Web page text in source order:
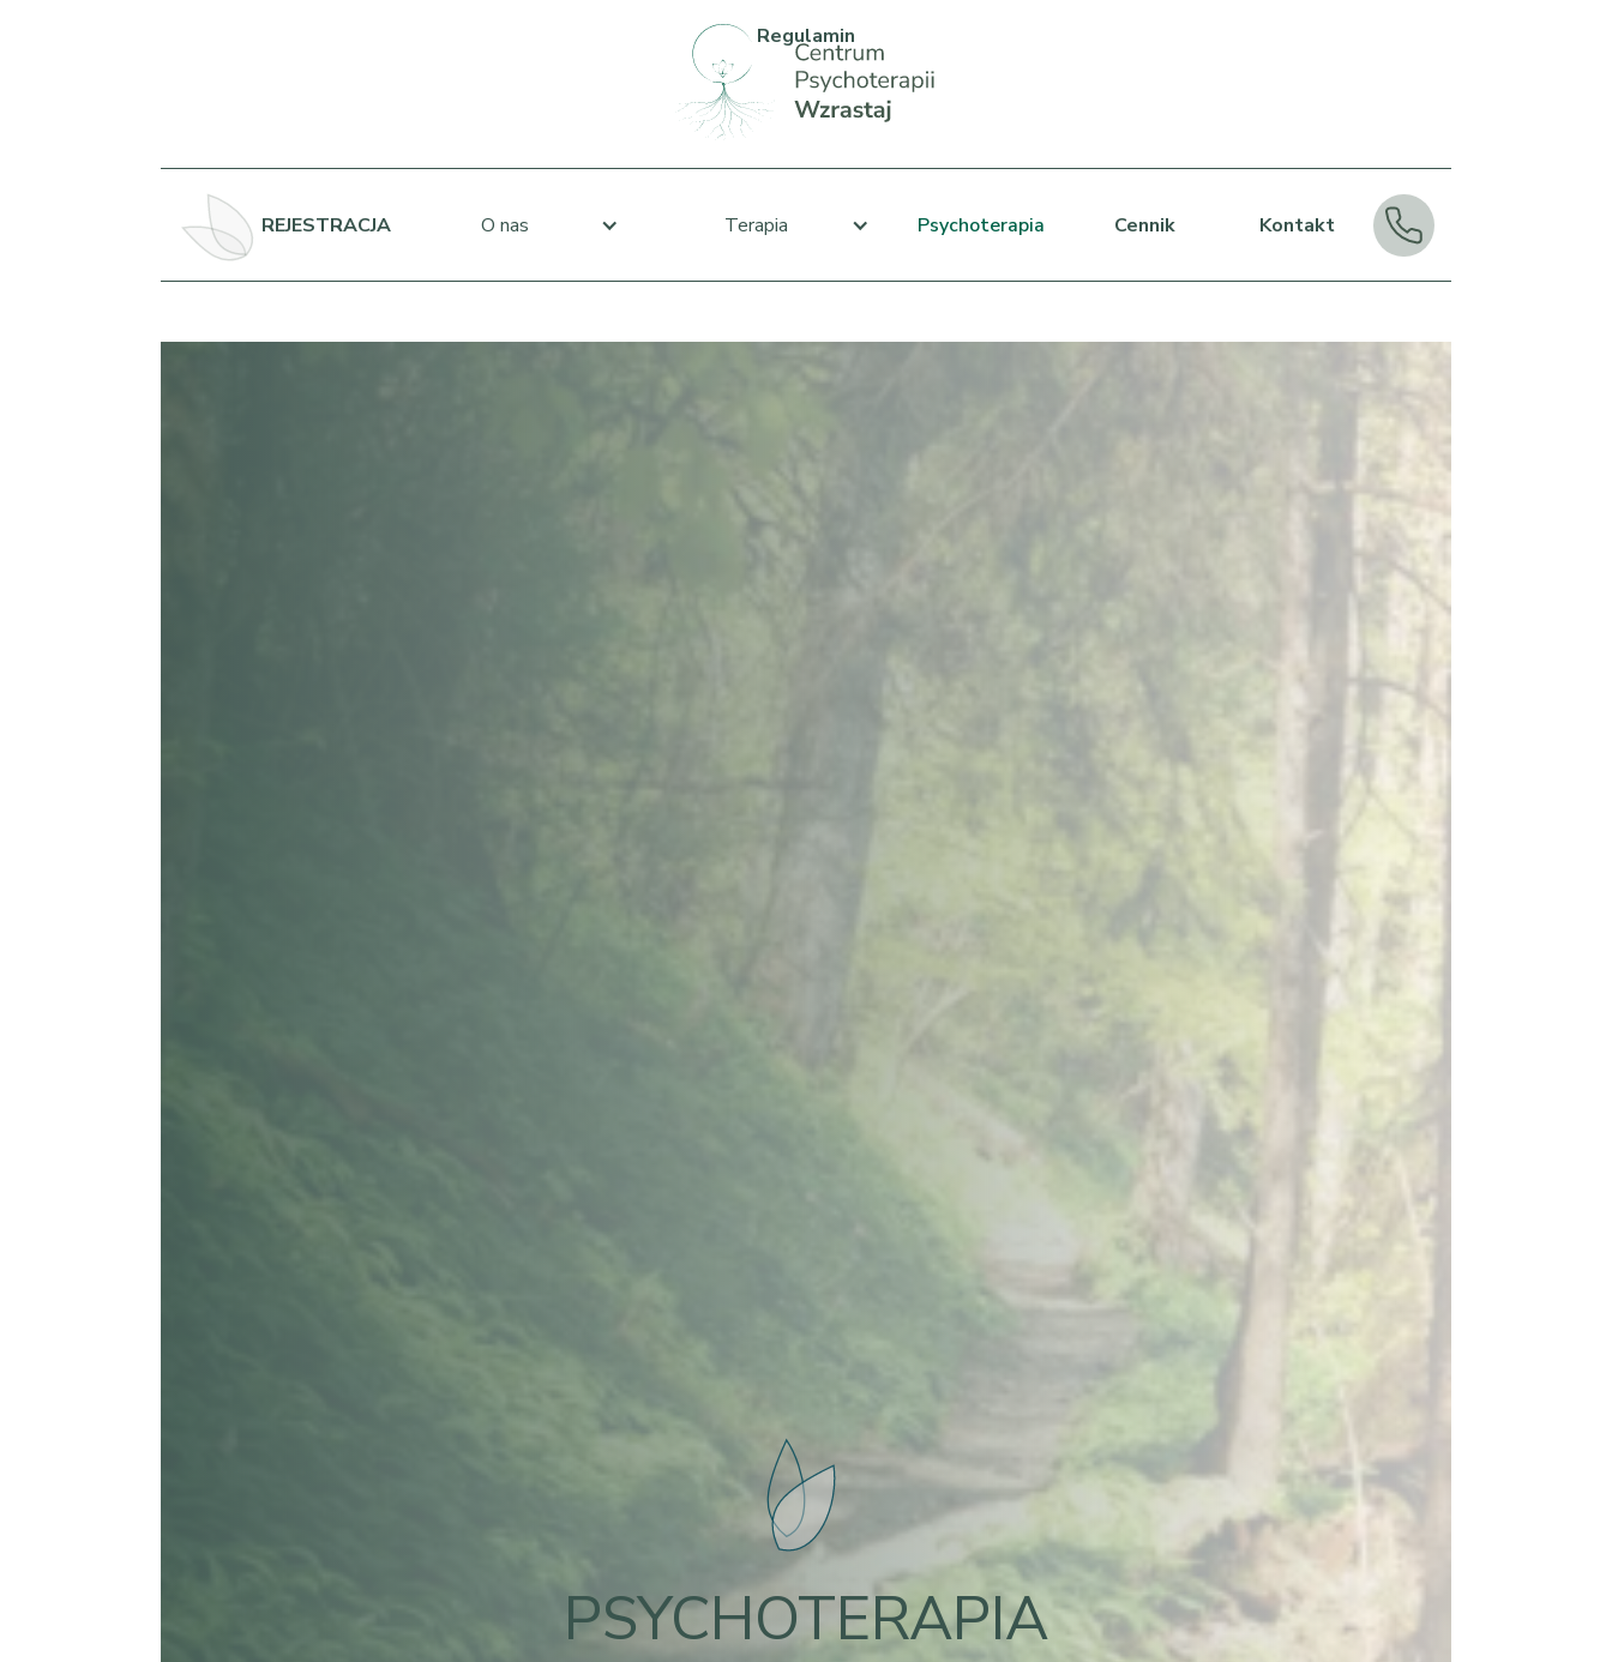
REJESTRACJA O nas Terapia Psychoterapia Cennik Kontakt
Regulamin
PSYCHOTERAPIA